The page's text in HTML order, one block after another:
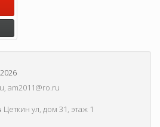
am2011@ro.ru
ул, дом 31, этаж 1